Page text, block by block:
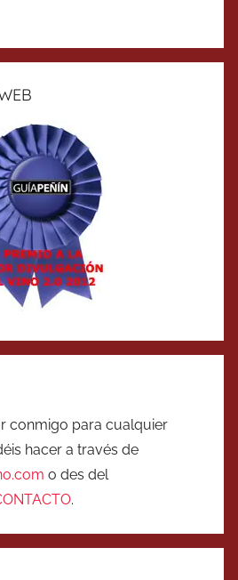
conmigo para cualquier
hacer a través de
o des del
.